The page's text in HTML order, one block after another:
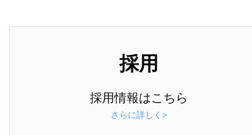
採用
採用情報はこちら
さらに詳しく>